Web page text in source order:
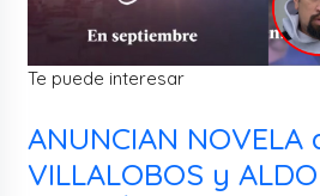
Te puede interesar
ANUNCIAN NOVELA
VILLALOBOS y